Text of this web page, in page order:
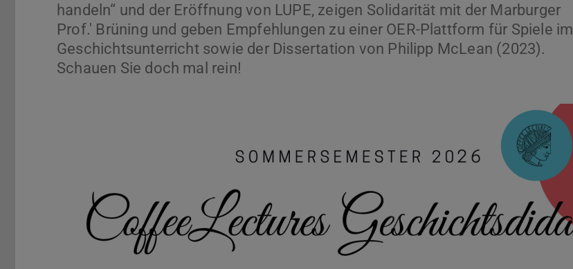
handeln“ und der Eröffnung von LUPE, zeigen Solidarität mit der Marburger
Prof.' Brüning und geben Empfehlungen zu einer OER-Plattform für Spiele im
Geschichtsunterricht sowie der Dissertation von Philipp McLean (2023).
Schauen Sie doch mal rein!